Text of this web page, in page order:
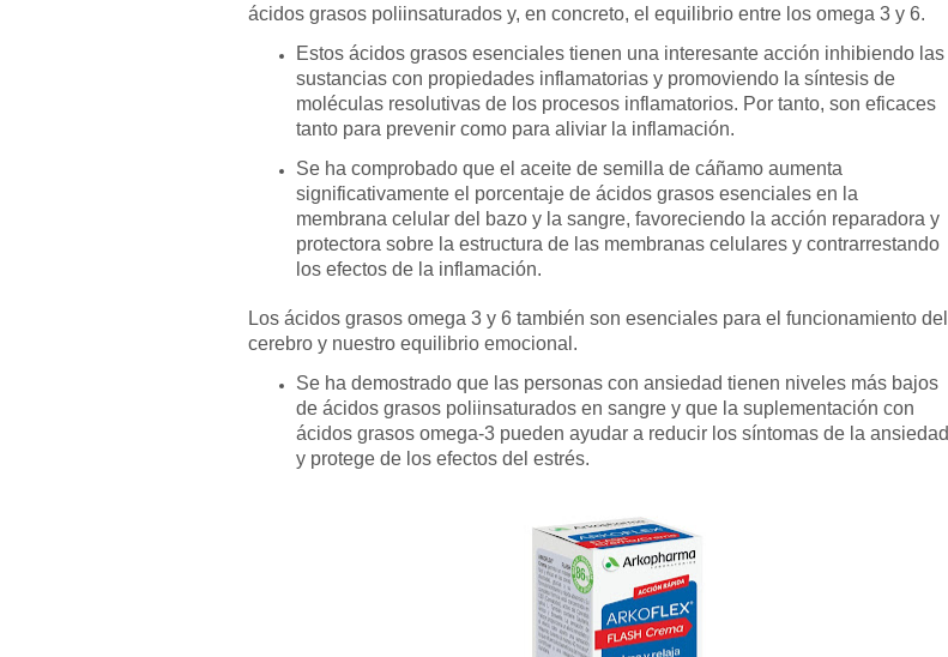
ácidos grasos poliinsaturados y, en concreto, el equilibrio entre los omega 3 y 6.
Estos ácidos grasos esenciales tienen una interesante acción inhibiendo las
sustancias con propiedades inflamatorias y promoviendo la síntesis de
moléculas resolutivas de los procesos inflamatorios. Por tanto, son eficaces
tanto para prevenir como para aliviar la inflamación.
Se ha comprobado que el aceite de semilla de cáñamo aumenta
significativamente el porcentaje de ácidos grasos esenciales en la
membrana celular del bazo y la sangre, favoreciendo la acción reparadora y
protectora sobre la estructura de las membranas celulares y contrarrestando
los efectos de la inflamación.
Los ácidos grasos omega 3 y 6 también son esenciales para el funcionamiento del
cerebro y nuestro equilibrio emocional.
Se ha demostrado que las personas con ansiedad tienen niveles más bajos
de ácidos grasos poliinsaturados en sangre y que la suplementación con
ácidos grasos omega-3 pueden ayudar a reducir los síntomas de la ansiedad
y protege de los efectos del estrés.